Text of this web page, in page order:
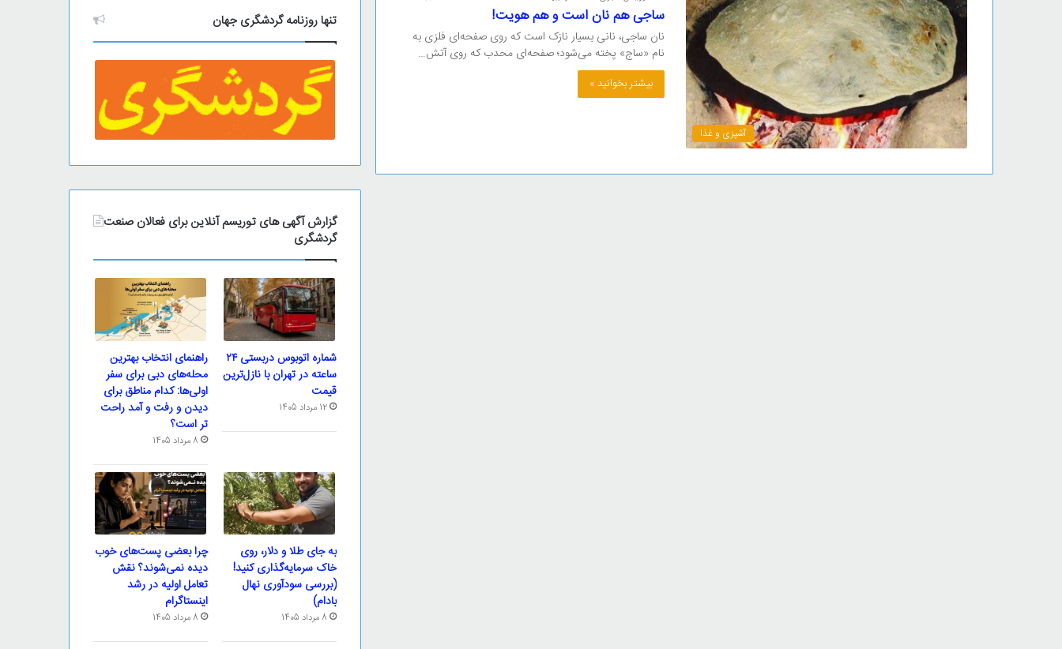
آشپزی و غذا
ساجی هم نان است و هم هویت!
نان ساجی، نانی بسیار نازک است که روی صفحه‌ای فلزی به
نام «ساج» پخته می‌شود؛ صفحه‌ای محدب که روی آتش…
بیشتر بخوانید »
تنها روزنامه گردشگری جهان
گزارش آگهی های توریسم آنلاین برای فعالان صنعت
گردشگری
شماره اتوبوس دربستی ۲۴
ساعته در تهران با نازل‌ترین
قیمت
12 مرداد 1405
راهنمای انتخاب بهترین
محله‌های دبی برای سفر
اولی‌ها: کدام مناطق برای
دیدن و رفت و آمد راحت
تر است؟
8 مرداد 1405
به جای طلا و دلار، روی
خاک سرمایه‌گذاری کنید!
(بررسی سودآوری نهال
بادام)
8 مرداد 1405
چرا بعضی پست‌های خوب
دیده نمی‌شوند؟ نقش
تعامل اولیه در رشد
اینستاگرام
8 مرداد 1405